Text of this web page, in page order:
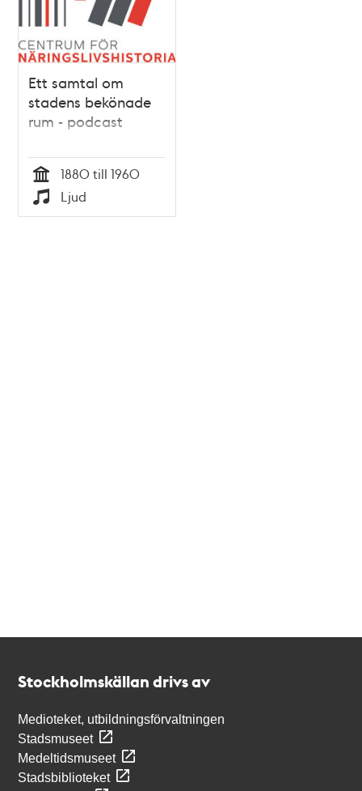
Ett samtal om
stadens bekönade
rum - podcast
Tid
1880 till 1960
Typ
Ljud
Stockholmskällan drivs av
Medioteket, utbildningsförvaltningen
Stadsmuseet
Medeltidsmuseet
Stadsbiblioteket